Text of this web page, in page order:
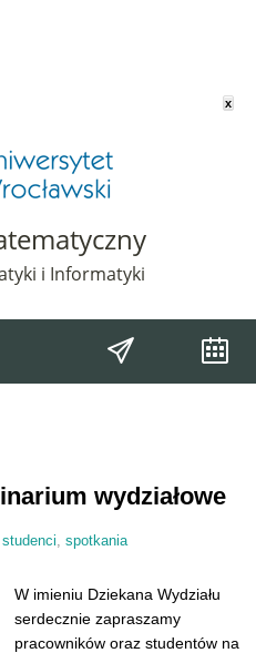
x
i Informatyki
wydziałowe
studenci, spotkania
W imieniu Dziekana Wydziału
serdecznie zapraszamy
pracowników oraz studentów na